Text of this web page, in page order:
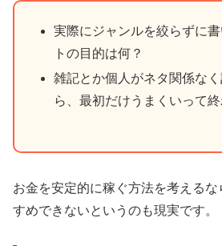
実際にジャンルを絞らずに
トの目的は何？
雑記とか個人がネタ関係な
ら、最初だけうまくいって
お金を安定的に稼ぐ方法を考える
すめできないというのも現実です。